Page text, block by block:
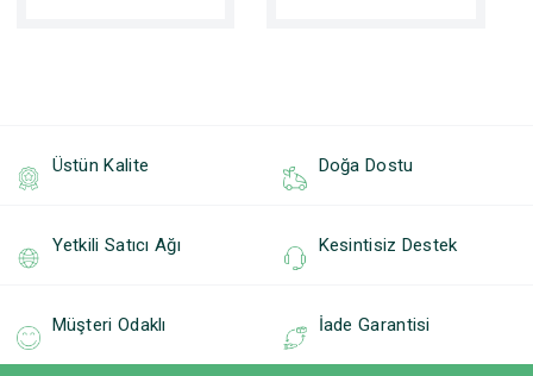
Üstün Kalite Doğa Dostu
Yetkili Satıcı Ağı Kesintisiz Destek
Müşteri Odaklı İade Garantisi